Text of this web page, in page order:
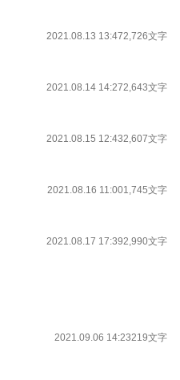
2021.08.13 13:472,726文字
2021.08.14 14:272,643文字
2021.08.15 12:432,607文字
2021.08.16 11:001,745文字
2021.08.17 17:392,990文字
2021.09.06 14:23219文字